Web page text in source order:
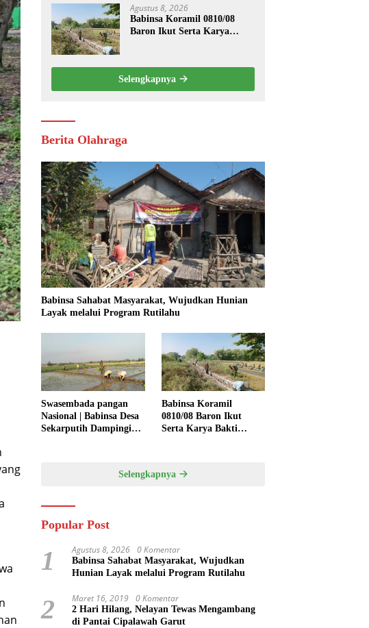
Ketahanan Pangan
Agustus 8, 2026
Babinsa Koramil 0810/08
Baron Ikut Serta Karya
Selengkapnya
Berita Olahraga
Babinsa Sahabat Masyarakat, Wujudkan Hunian
Layak melalui Program Rutilahu
Swasembada pangan
Nasional | Babinsa Desa
Sekarputih Dampingi
Babinsa Koramil
0810/08 Baron Ikut
Serta Karya Bakti
Selengkapnya
Popular Post
1 Agustus 8, 2026 0 Komentar
Babinsa Sahabat Masyarakat, Wujudkan
Hunian Layak melalui Program Rutilahu
2 Maret 16, 2019 0 Komentar
2 Hari Hilang, Nelayan Tewas Mengambang
di Pantai Cipalawah Garut